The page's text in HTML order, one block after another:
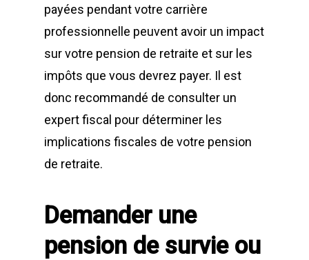
payées pendant votre carrière
professionnelle peuvent avoir un impact
sur votre pension de retraite et sur les
impôts que vous devrez payer. Il est
donc recommandé de consulter un
expert fiscal pour déterminer les
implications fiscales de votre pension
de retraite.
Demander une
pension de survie ou